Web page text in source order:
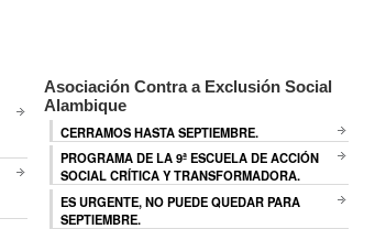
Asociación Contra a Exclusión Social
Alambique
CERRAMOS HASTA SEPTIEMBRE.
PROGRAMA DE LA 9ª ESCUELA DE ACCIÓN
SOCIAL CRÍTICA Y TRANSFORMADORA.
ES URGENTE, NO PUEDE QUEDAR PARA
SEPTIEMBRE.